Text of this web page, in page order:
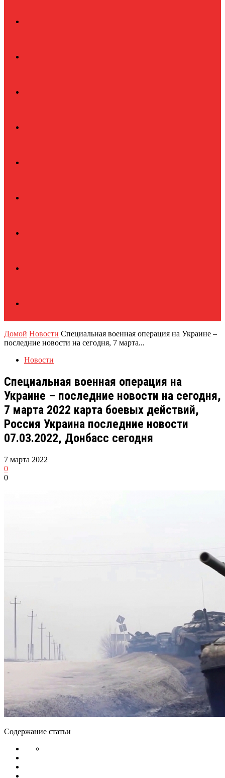
Домой Новости Специальная военная операция на Украине –
последние новости на сегодня, 7 марта...
Новости
Специальная военная операция на
Украине – последние новости на сегодня,
7 марта 2022 карта боевых действий,
Россия Украина последние новости
07.03.2022, Донбасс сегодня
7 марта 2022
0
0
Содержание статьи